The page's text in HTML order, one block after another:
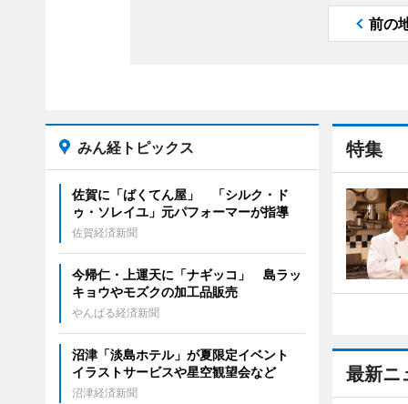
前の
特集
最新ニ
みん経トピックス
佐賀に「ばくてん屋」 「シルク・ド
ゥ・ソレイユ」元パフォーマーが指導
佐賀経済新聞
今帰仁・上運天に「ナギッコ」 島ラッ
キョウやモズクの加工品販売
やんばる経済新聞
沼津「淡島ホテル」が夏限定イベント
イラストサービスや星空観望会など
沼津経済新聞